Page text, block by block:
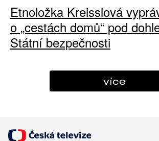
Etnoložka Kreisslová
o „cestách domů“ pod
Státní bezpečnosti
více